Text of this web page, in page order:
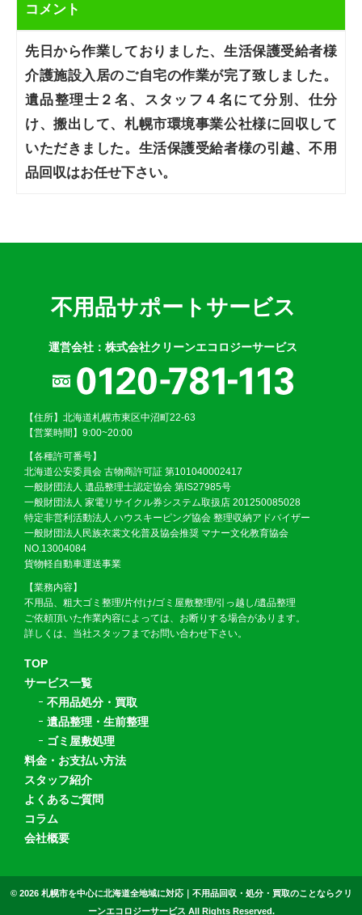
コメント
先日から作業しておりました、生活保護受給者様
介護施設入居のご自宅の作業が完了致しました。
遺品整理士２名、スタッフ４名にて分別、仕分
け、搬出して、札幌市環境事業公社様に回収して
いただきました。生活保護受給者様の引越、不用
品回収はお任せ下さい。
不用品サポートサービス
運営会社：株式会社クリーンエコロジーサービス
【住所】北海道札幌市東区中沼町22-63
【営業時間】9:00~20:00
【各種許可番号】
北海道公安委員会 古物商許可証 第101040002417
一般財団法人 遺品整理士認定協会 第IS27985号
一般財団法人 家電リサイクル券システム取扱店 201250085028
特定非営利活動法人 ハウスキーピング協会 整理収納アドバイザー
一般財団法人民族衣裳文化普及協会推奨 マナー文化教育協会
NO.13004084
貨物軽自動車運送事業
【業務内容】
不用品、粗大ゴミ整理/片付け/ゴミ屋敷整理/引っ越し/遺品整理
ご依頼頂いた作業内容によっては、お断りする場合があります。
詳しくは、当社スタッフまでお問い合わせ下さい。
TOP
サービス一覧
不用品処分・買取
遺品整理・生前整理
ゴミ屋敷処理
料金・お支払い方法
スタッフ紹介
よくあるご質問
コラム
会社概要
© 2026 札幌市を中心に北海道全地域に対応｜不用品回収・処分・買取のことならクリ
ーンエコロジーサービス All Rights Reserved.